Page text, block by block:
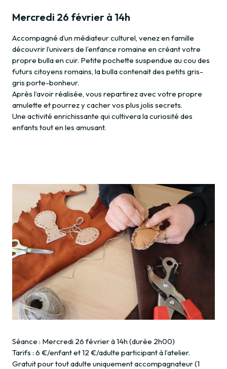
Mercredi 26 février à 14h
Accompagné d’un médiateur culturel, venez en famille
découvrir l’univers de l’enfance romaine en créant votre
propre bulla en cuir. Petite pochette suspendue au cou des
futurs citoyens romains, la bulla contenait des petits gris-
gris porte-bonheur.
Après l’avoir réalisée, vous repartirez avec votre propre
amulette et pourrez y cacher vos plus jolis secrets.
Une activité enrichissante qui cultivera la curiosité des
enfants tout en les amusant.
Séance : Mercredi 26 février à 14h (durée 2h00)
Tarifs : 6 €/enfant et 12 €/adulte participant à l’atelier.
Gratuit pour tout adulte uniquement accompagnateur (1